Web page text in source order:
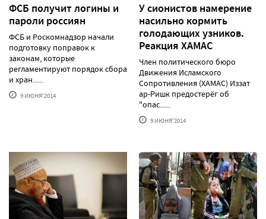
ФСБ получит логины и
пароли россиян
ФСБ и Роскомнадзор начали
подготовку поправок к
законам, которые
регламентируют порядок сбора
и хран......
9 ИЮНЯ'2014
У сионистов намерение
насильно кормить
голодающих узников.
Реакция ХАМАС
Член политического бюро
Движения Исламского
Сопротивления (ХАМАС) Иззат
ар-Ришк предостерёг об
"опас......
9 ИЮНЯ'2014